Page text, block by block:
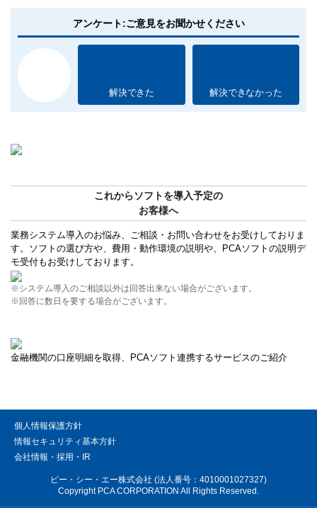
アンケート:ご意見をお聞かせください
解決できた 解決できなかった
これからソフトを導入予定の
お客様へ
業務システム導入のお悩み、ご相談・お問い合わせをお受けしておりま
す。ソフトの選び方や、費用・動作環境の説明や、PCAソフトの説明デ
モ受付もお受けしております。
※システム導入のご相談以外は回答出来ない場合がございます。
※回答に数日を要する場合がございます。
金融機関の口座明細を取得、PCAソフト連携するサービスのご紹介
個人情報保護方針
情報セキュリティ基本方針
会社情報・採用・IR
ピー・シー・エー株式会社 (法人番号：4010001027327)
Copyright PCA CORPORATION All Rights Reserved.